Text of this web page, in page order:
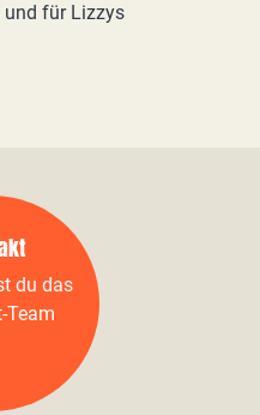
und für Lizzys
du das
Team